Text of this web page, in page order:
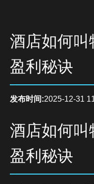
酒店如何
盈利秘诀
发布时间:2025-12-31
酒店如何
盈利秘诀